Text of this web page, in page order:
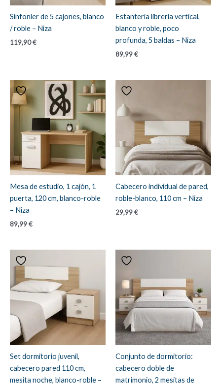
Sinfonier de 5 cajones, blanco
/ roble – Niza
119,90€
Estantería librería vertical,
blanco y roble, poco
profunda, 5 baldas – Niza
89,99€
Mesa de estudio, 1 cajón, 1
puerta, 120 cm, blanco-roble
– Niza
89,99€
Cabecero individual de pared,
roble-blanco, 110 cm – Niza
29,99€
Set dormitorio juvenil,
cabecero pared 110 cm,
mesita noche, blanco-roble –
Conjunto de dormitorio:
cabecero doble de
matrimonio, 2 mesitas de